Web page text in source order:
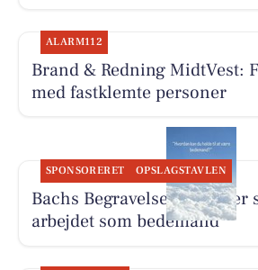
ALARM112
Brand & Redning MidtVest:
med fastklemte personer
SPONSORERET OPSLAGSTAVLEN
Bachs Begravelser besvarer
arbejdet som bedemand